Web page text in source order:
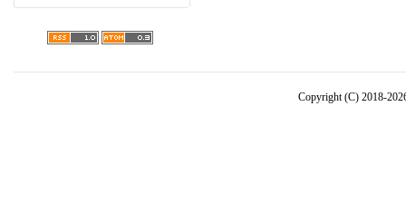
Copyright (C) 2018-